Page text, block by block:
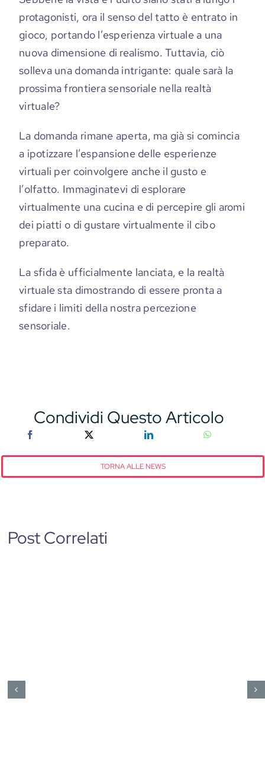
protagonisti, ora il senso del tatto è entrato in
gioco, portando l’esperienza virtuale a una
nuova dimensione di realismo. Tuttavia, ciò
solleva una domanda intrigante: quale sarà la
prossima frontiera sensoriale nella realtà
virtuale?
La domanda rimane aperta, ma già si comincia
a ipotizzare l’espansione delle esperienze
virtuali per coinvolgere anche il gusto e
l’olfatto. Immaginatevi di esplorare
virtualmente una cucina e di percepire gli aromi
dei piatti o di gustare virtualmente il cibo
preparato.
La sfida è ufficialmente lanciata, e la realtà
virtuale sta dimostrando di essere pronta a
sfidare i limiti della nostra percezione
sensoriale.
Condividi Questo Articolo
TORNA ALLE NEWS
Post Correlati